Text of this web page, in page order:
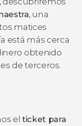
, una
matices
está más cerca
obtenido
de terceros.
el ticket para